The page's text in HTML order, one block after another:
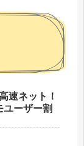
速ネット！
ユーザー割